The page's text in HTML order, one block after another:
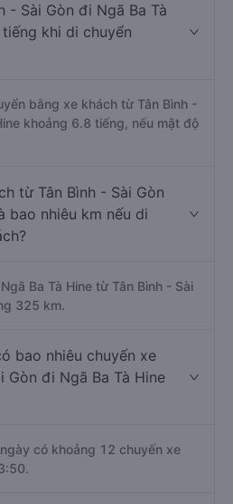
- Sài Gòn đi Ngã Ba Tà
khi di chuyển
bằng xe khách từ Tân Bình -
khoảng 6.8 tiếng, nếu mật độ
từ Tân Bình - Sài Gòn
bao nhiêu km nếu di
Ba Tà Hine từ Tân Bình - Sài
325 km.
bao nhiêu chuyến xe
Gòn đi Ngã Ba Tà Hine
có khoảng 12 chuyến xe